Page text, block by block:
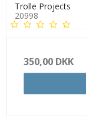
Trolle Projects
20998
350,00 DKK